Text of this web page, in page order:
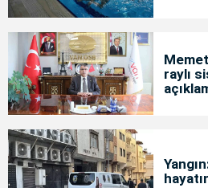
raylı